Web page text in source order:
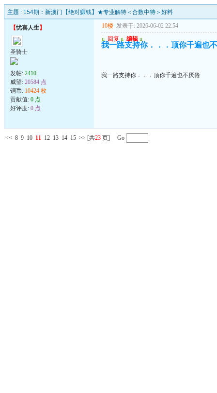
主题 : 154期：新澳门【绝对赚钱】★专业解特＜合数中特＞好料
【忧喜人生】
圣骑士
发帖: 2410
威望: 20584 点
铜币: 10424 枚
贡献值: 0 点
好评度: 0 点
10楼 发表于: 2026-06-02 22:54
u 回复 u 编辑 u
我一路支持你．．．顶你千遍也
我一路支持你．．．顶你千遍也不厌倦
<< 8 9 10 11 12 13 14 15 >> [共23 页] Go